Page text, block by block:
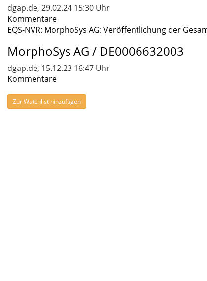
dgap.de, 29.02.24 15:30 Uhr
Kommentare
EQS-NVR: MorphoSys AG: Veröffentlichung der
MorphoSys AG / DE0006632003
dgap.de, 15.12.23 16:47 Uhr
Kommentare
Zur Watchlist hinzufügen